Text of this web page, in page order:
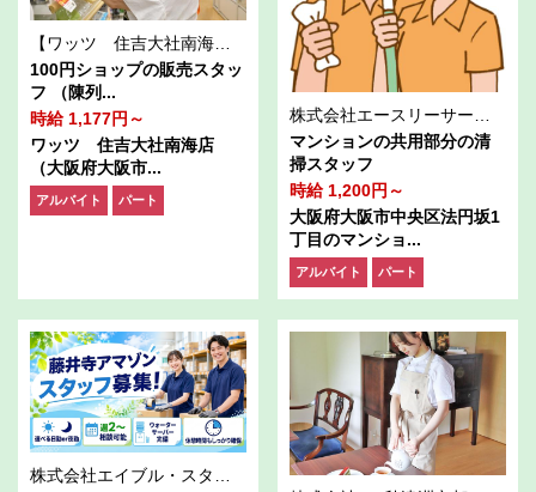
100円ショップの販売スタッ
フ （陳列...
時給 1,177円～
ワッツ 住吉大社南海店
（大阪府大阪市...
アルバイト パート
マンションの共用部分の清
掃スタッフ
時給 1,200円～
大阪府大阪市中央区法円坂1
丁目のマンショ...
アルバイト パート